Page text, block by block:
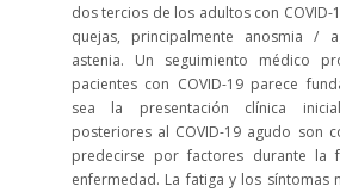
dos tercios de los adultos con COVID-
quejas, principalmente anosmia /
astenia. Un seguimiento médico
pacientes con COVID-19 parece
sea la presentación clínica
posteriores al COVID-19 agudo son
predecirse por factores durante la
enfermedad. La fatiga y los síntomas